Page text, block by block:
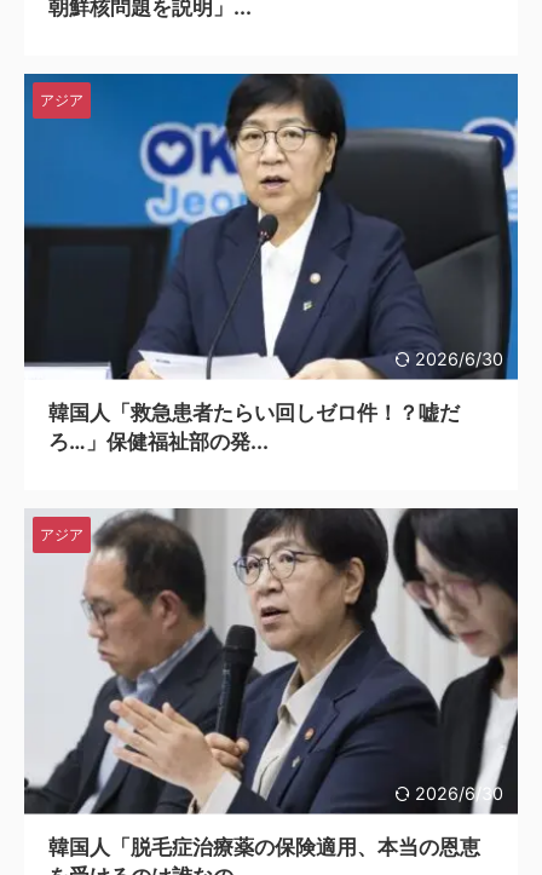
朝鮮核問題を説明」...
2026/6/30
アジア
韓国人「救急患者たらい回しゼロ件！？嘘だ
ろ…」保健福祉部の発...
2026/6/30
アジア
韓国人「脱毛症治療薬の保険適用、本当の恩恵